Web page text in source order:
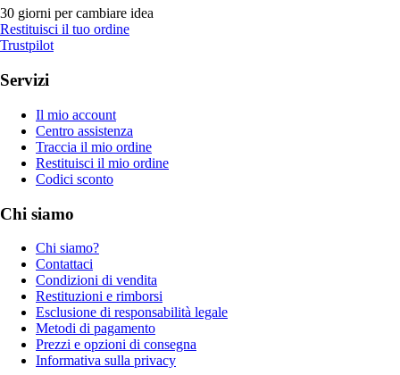
30 giorni per cambiare idea
Restituisci il tuo ordine
Trustpilot
Servizi
Il mio account
Centro assistenza
Traccia il mio ordine
Restituisci il mio ordine
Codici sconto
Chi siamo
Chi siamo?
Contattaci
Condizioni di vendita
Restituzioni e rimborsi
Esclusione di responsabilità legale
Metodi di pagamento
Prezzi e opzioni di consegna
Informativa sulla privacy